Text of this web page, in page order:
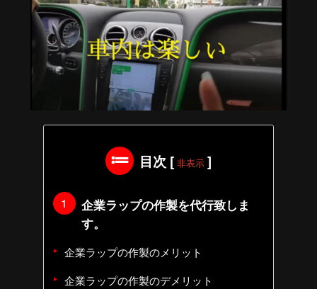
目次 [ 非表示 ]
企業ラップの作製を代行致しま
す。
企業ラップの作製のメリット
企業ラップの作製のデメリット